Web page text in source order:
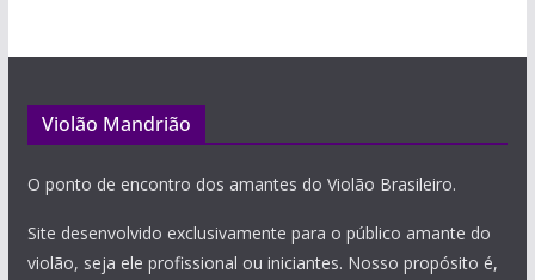
Violão Mandrião
O ponto de encontro dos amantes do Violão Brasileiro.
Site desenvolvido exclusivamente para o público amante do
violão, seja ele profissional ou iniciantes. Nosso propósito é,